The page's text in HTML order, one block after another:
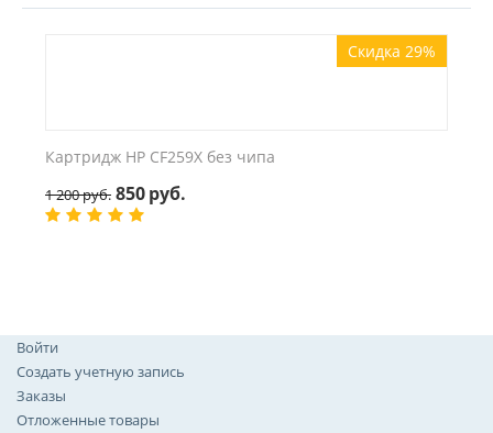
Скидка 29%
Картридж HP CF259X без чипа
1 200руб. 850руб.
Войти
Создать учетную запись
Заказы
Отложенные товары